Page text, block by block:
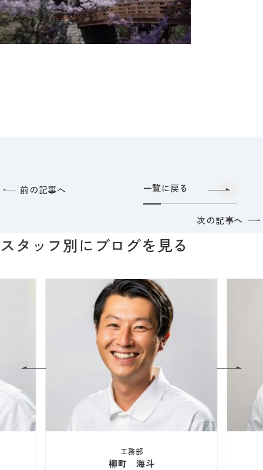
前の記事へ 一覧に戻る
次の記事へ
スタッフ別にブログを見る
工務部
柳町 海斗